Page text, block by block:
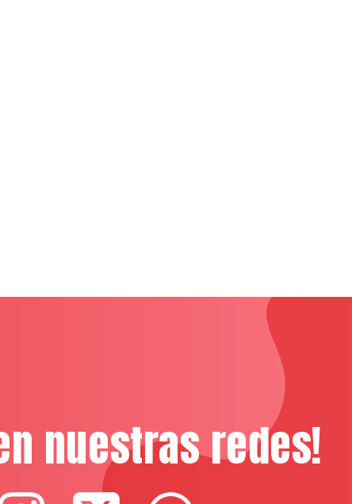
nuestras redes!